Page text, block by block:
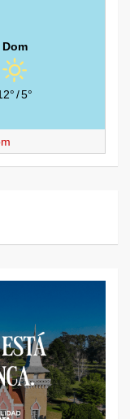
Dom
/5°